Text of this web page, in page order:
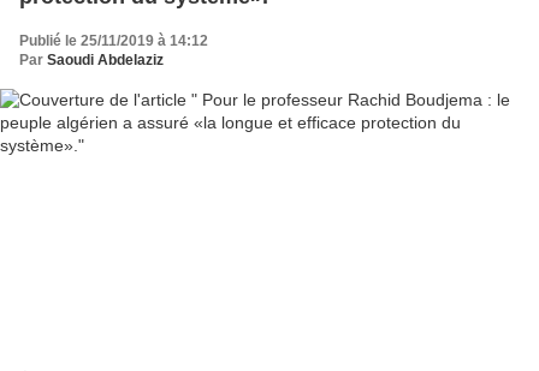
Publié le 25/11/2019 à 14:12
Par Saoudi Abdelaziz